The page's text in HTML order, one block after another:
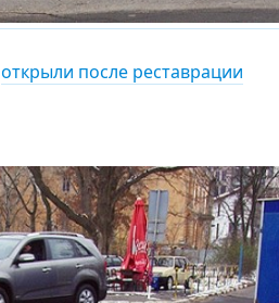
открыли после реставрации